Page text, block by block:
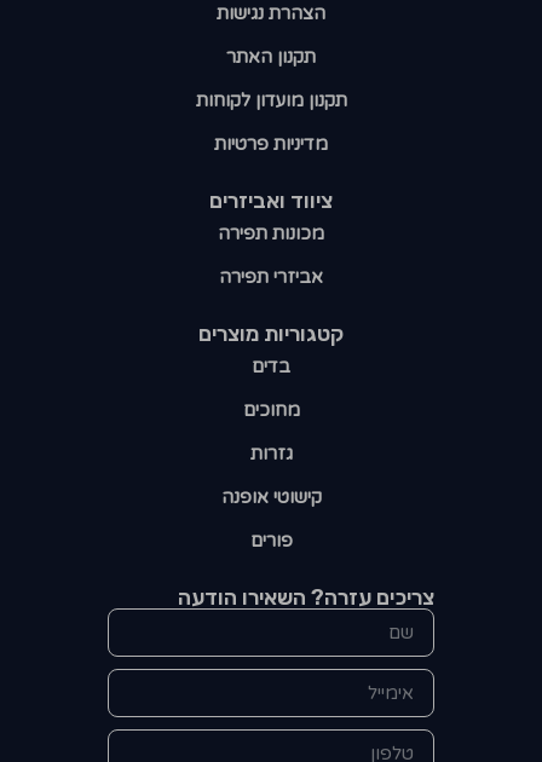
קטגוריות מוצרים​
בדים
מחוכים
גזרות
קישוטי אופנה
פורים
ציווד ואביזרים
מכונות תפירה
אביזרי תפירה
הצהרת נגישות
תקנון האתר
תקנון מועדון לקוחות
מדיניות פרטיות
צריכים עזרה? השאירו הודעה